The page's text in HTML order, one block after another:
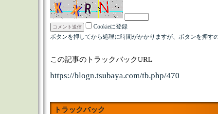
Cookieに登録
ボタンを押してから処理に時間がかかりますが、ボタンを押す
この記事のトラックバックURL
https://blogn.tsubaya.com/tb.php/470
トラックバック